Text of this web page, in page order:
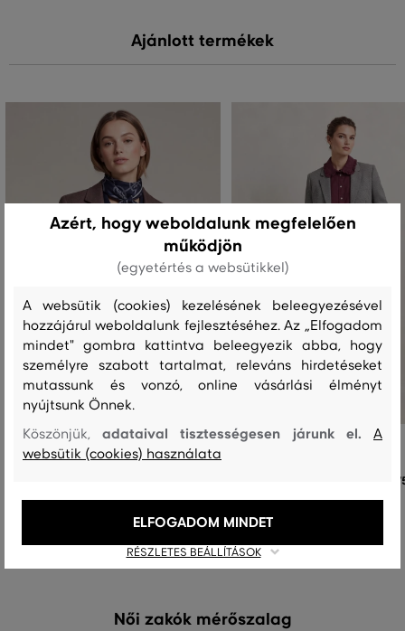
Ajánlott termékek
ZAKÓ GANT SLIM PIQUE BLAZER ZAKÓ GANT SLIM PIQUE BLAZER
34 , 36, 38
Női zakók mérőszalag
Azért, hogy weboldalunk megfelelően
működjön
(egyetértés a websütikkel)
A websütik (cookies) kezelésének beleegyezésével
hozzájárul weboldalunk fejlesztéséhez. Az „Elfogadom
mindet" gombra kattintva beleegyezik abba, hogy
személyre szabott tartalmat, releváns hirdetéseket
mutassunk és vonzó, online vásárlási élményt
nyújtsunk Önnek.
Köszönjük,adataival tisztességesen járunk el.A
websütik (cookies) használata
RÉSZLETES BEÁLLÍTÁSOK
ELFOGADOM MINDET